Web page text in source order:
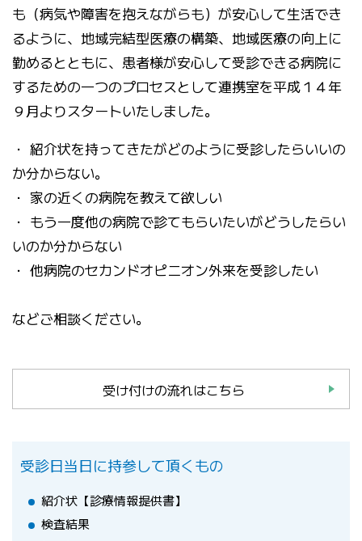
も（病気や障害を抱えながらも）が安心して生活でき
るように、地域完結型医療の構築、地域医療の向上に
勤めるとともに、患者様が安心して受診できる病院に
するための一つのプロセスとして連携室を平成１４年
９月よりスタートいたしました。
・ 紹介状を持ってきたがどのように受診したらいいの
か分からない。
・ 家の近くの病院を教えて欲しい
・ もう一度他の病院で診てもらいたいがどうしたらい
いのか分からない
・ 他病院のセカンドオピニオン外来を受診したい
などご相談ください。
受け付けの流れはこちら
受診日当日に持参して頂くもの
紹介状【診療情報提供書】
検査結果